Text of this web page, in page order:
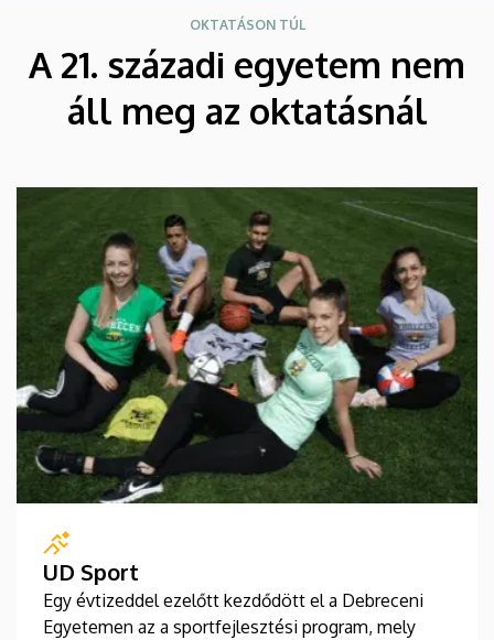
OKTATÁSON TÚL
A 21. századi egyetem nem
áll meg az oktatásnál
UD Sport
Egy évtizeddel ezelőtt kezdődött el a Debreceni
Egyetemen az a sportfejlesztési program, mely